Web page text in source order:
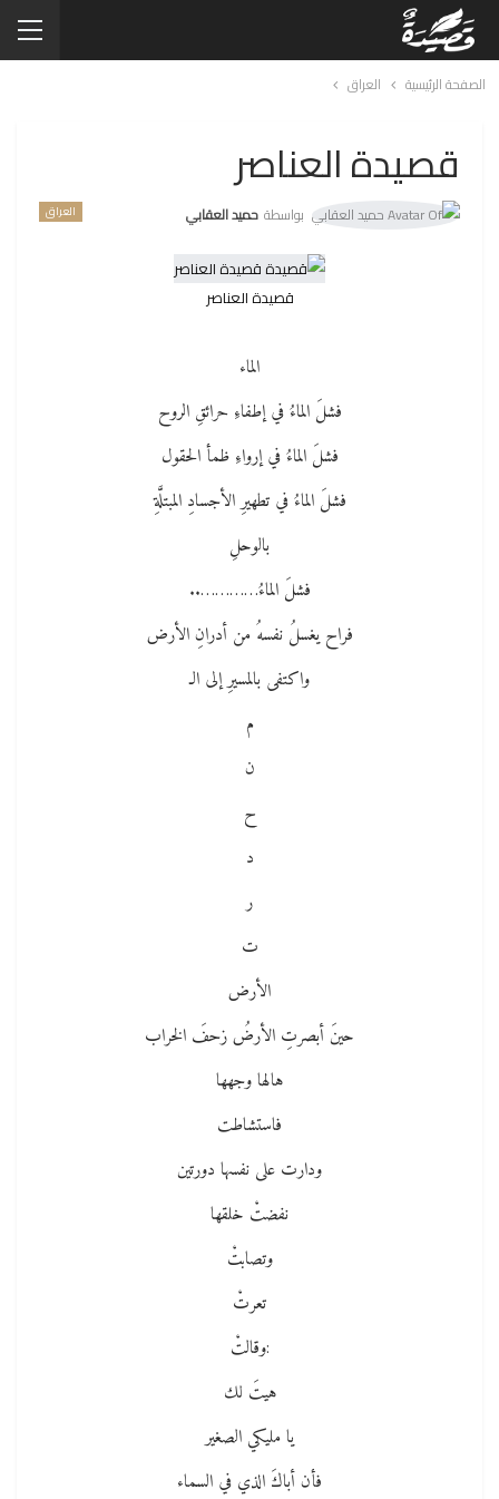
الصفحة الرئيسية العراق
قصيدة العناصر
العراق بواسطة حميد العقابي
قصيدة العناصر
الماء
فشلَ الماءُ في إطفاءِ حرائقِ الروح
فشلَ الماءُ في إرواءِ ظمأ الحقول
فشلَ الماءُ في تطهيرِ الأجسادِ المبتلَّةِ
بالوحلِ
فشلَ الماءُ…………..
فراح يغسلُ نفسهُ من أدرانِ الأرض
واكتفى بالمسيرِ إلى الـ
م
ن
ح
د
ر
ت
الأرض
حينَ أبصرتِ الأرضُ زحفَ الخراب
هالها وجهها
فاستشاطت
ودارت على نفسها دورتين
نفضتْ خلقها
وتصابتْ
تعرتْ
:وقالتْ
هيتَ لك
يا مليكي الصغير
فأن أباكَ الذي في السماء